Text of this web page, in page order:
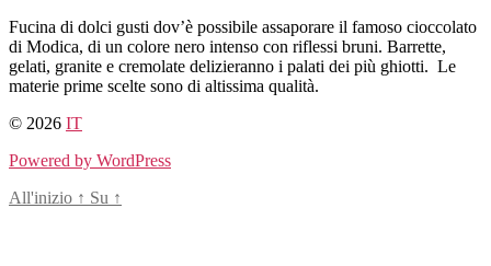
Salta
al
contenuto
Fucina di dolci gusti dov’è possibile assaporare il famoso cioccolato
di Modica, di un colore nero intenso con riflessi bruni. Barrette,
gelati, granite e cremolate delizieranno i palati dei più ghiotti. Le
materie prime scelte sono di altissima qualità.
© 2026 IT
Powered by WordPress
All'inizio ↑ Su ↑